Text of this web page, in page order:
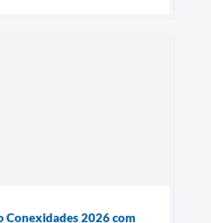
Conexidades 2026 com